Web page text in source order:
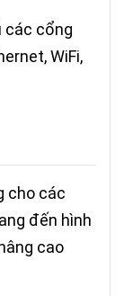
các cổng
WiFi,
cho các
đến hình
cao